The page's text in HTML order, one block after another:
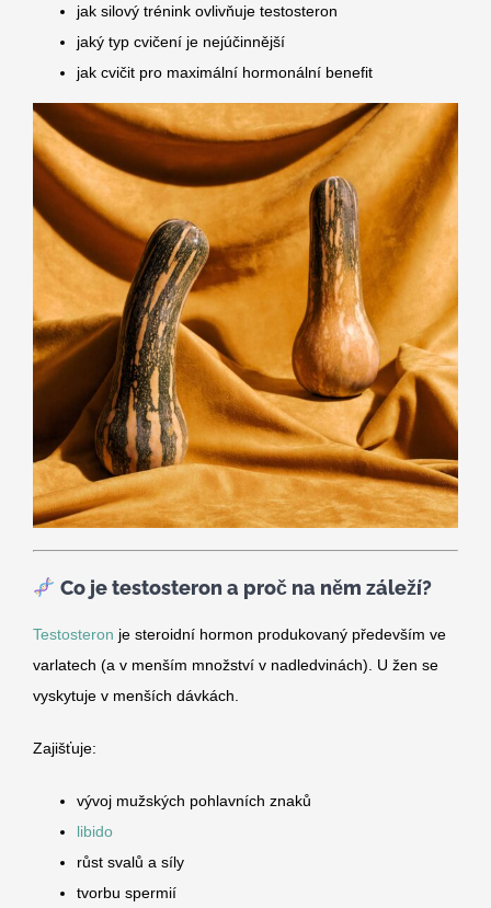
jak silový trénink ovlivňuje testosteron
jaký typ cvičení je nejúčinnější
jak cvičit pro maximální hormonální benefit
Co je testosteron a proč na něm záleží?
Testosteron je steroidní hormon produkovaný především ve
varlatech (a v menším množství v nadledvinách). U žen se
vyskytuje v menších dávkách.
Zajišťuje:
vývoj mužských pohlavních znaků
libido
růst svalů a síly
tvorbu spermií